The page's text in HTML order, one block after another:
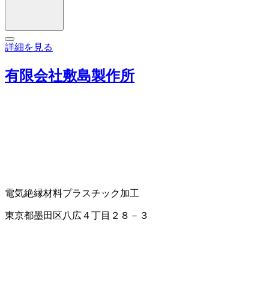
詳細を見る
有限会社敷島製作所
電気絶縁材料プラスチック加工
東京都墨田区八広４丁目２８－３